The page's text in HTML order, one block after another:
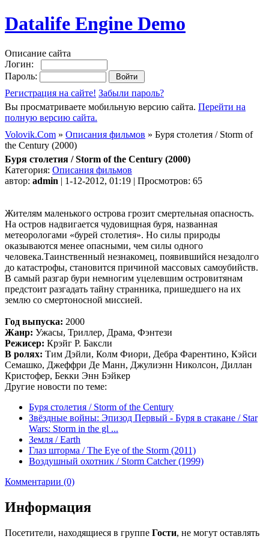
Datalife Engine Demo
Описание сайта
Логин:
Пароль:
Регистрация на сайте! Забыли пароль?
Вы просматриваете мобильную версию сайта. Перейти на
полную версию сайта.
Volovik.Com » Описания фильмов » Буря столетия / Storm of
the Century (2000)
Буря столетия / Storm of the Century (2000)
Категория: Описания фильмов
автор: admin | 1-12-2012, 01:19 | Просмотров: 65
Жителям маленького острова грозит смертельная опасность.
На остров надвигается чудовищная буря, названная
метеорологами «бурей столетия». Но силы природы
оказываются менее опасными, чем силы одного
человека.Таинственный незнакомец, появившийся незадолго
до катастрофы, становится причиной массовых самоубийств.
В самый разгар бури немногим уцелевшим островитянам
предстоит разгадать тайну странника, пришедшего на их
землю со смертоносной миссией.
Год выпуска: 2000
Жанр: Ужасы, Триллер, Драма, Фэнтези
Режисер: Крэйг Р. Баксли
В ролях: Тим Дэйли, Колм Фиори, Дебра Фарентино, Кэйси
Семашко, Джеффри Де Манн, Джулиэнн Николсон, Диллан
Кристофер, Бекки Энн Бэйкер
Другие новости по теме:
Буря столетия / Storm of the Century
Звёздные войны: Эпизод Первый - Буря в стакане / Star
Wars: Storm in the gl ...
Земля / Earth
Глаз шторма / The Eye of the Storm (2011)
Воздушный охотник / Storm Catcher (1999)
Комментарии (0)
Информация
Посетители, находящиеся в группе Гости, не могут оставлять